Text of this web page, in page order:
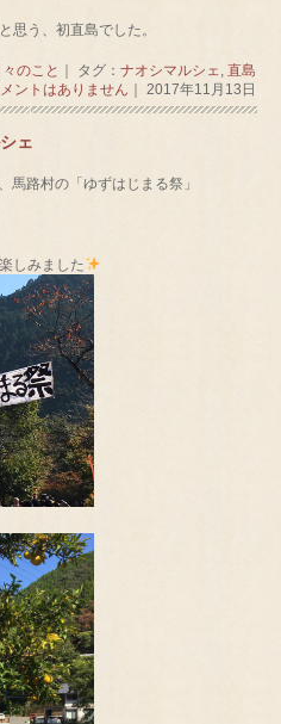
思う、初直島でした。
々のこと ｜ タグ： ナオシマルシェ, 直島
ントはありません ｜ 2017年11月13日
ェ
馬路村の「ゆずはじまる祭」
しみました